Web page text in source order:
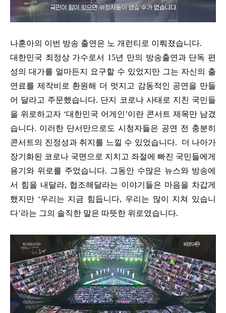
나훈아의 이번 방송 출연은 노 개런티로 이뤄졌습니다.
대한민국 최정상 가수로서 15년 만의 방송출연과 단독 편
성의 대가를 얼마든지 요구할 수 있었지만 그는 자신의 출
연료를 제작비로 환원해 더 멋지고 감동적인 공연을 만들
어 달라고 주문했습니다. 단지 코로나 사태로 지친 국민들
을 위로하고자 ‘대한민국 어게인’이란 콘서트 제목만 남겼
습니다. 이러한 단서만으로도 시청자들은 공연 전 충분히
콘서트의 진정성과 취지를 느낄 수 있었습니다. 더 나아가
장기화된 코로나 국면으로 지치고 좌절에 빠진 국민들에게
용기와 위로를 주었습니다. 그동안 수많은 뉴스와 방송에
서 힘을 내달라, 협조해달라는 이야기들은 마음을 차갑게
했지만 ‘우리는 지금 힘듭니다, 우리는 많이 지쳐 있습니
다’라는 그의 솔직한 말은 따뜻한 위로였습니다.